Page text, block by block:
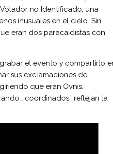
no Identificado, una
inusuales en el cielo. Sin
eran dos paracaidistas con
el evento y compartirlo
sus exclamaciones de
que eran Ovnis.
coordinados” reflejan la